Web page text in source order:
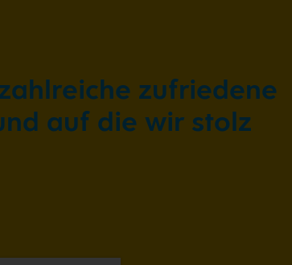
zufriedene
auf die wir stolz